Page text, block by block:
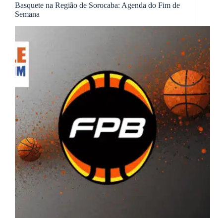
Basquete na Região de Sorocaba: Agenda do Fim de
Semana